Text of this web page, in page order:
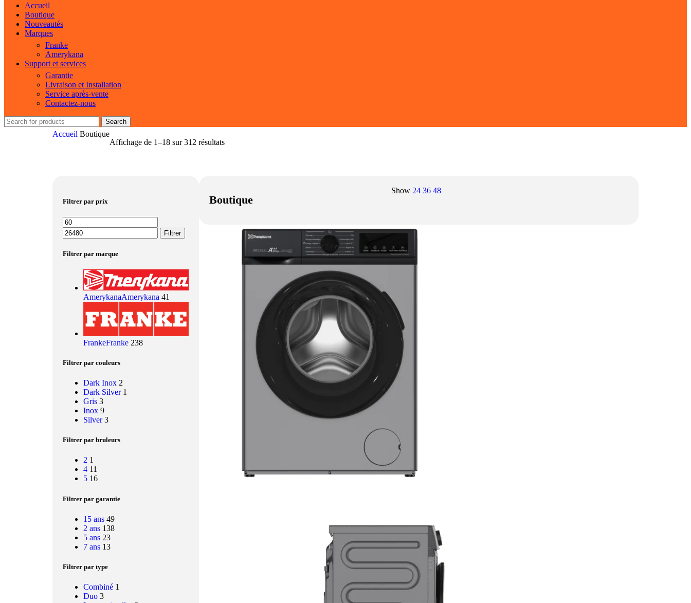
Accueil
Boutique
Nouveautés
Marques
Franke
Amerykana
Support et services
Garantie
Livraison et Installation
Service après-vente
Contactez-nous
Search
Accueil Boutique
Affichage de 1–18 sur 312 résultats
Filtrer par prix
Filtrer
Filtrer par marque
AmerykanaAmerykana 41
FrankeFranke 238
Filtrer par couleurs
Dark Inox 2
Dark Silver 1
Gris 3
Inox 9
Silver 3
Filtrer par bruleurs
2 1
4 11
5 16
Filtrer par garantie
15 ans 49
2 ans 138
5 ans 23
7 ans 13
Filtrer par type
Combiné 1
Duo 3
Boutique
Show 243648